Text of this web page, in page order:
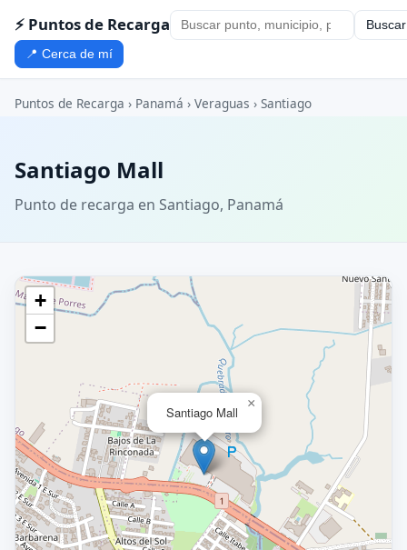
⚡ Puntos de Recarga Buscar
📍 Cerca de mí
Puntos de Recarga › Panamá › Veraguas › Santiago
Santiago Mall
Punto de recarga en Santiago, Panamá
Santiago Mall
×
+
−